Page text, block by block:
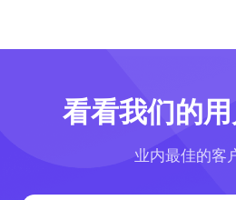
看看我们的
业内最佳的客